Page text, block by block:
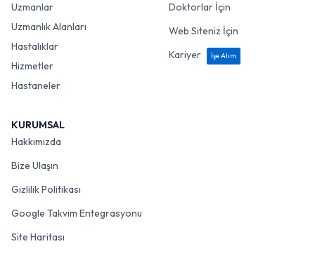
Uzmanlar
Uzmanlık Alanları
Hastalıklar
Hizmetler
Hastaneler
Doktorlar İçin
Web Siteniz İçin
Kariyer
İşe Alım
KURUMSAL
Hakkımızda
Bize Ulaşın
Gizlilik Politikası
Google Takvim Entegrasyonu
Site Haritası